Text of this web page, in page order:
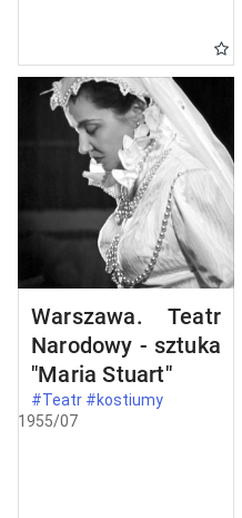
Warszawa. Teatr
Narodowy - sztuka
"Maria Stuart"
#Teatr #kostiumy
1955/07